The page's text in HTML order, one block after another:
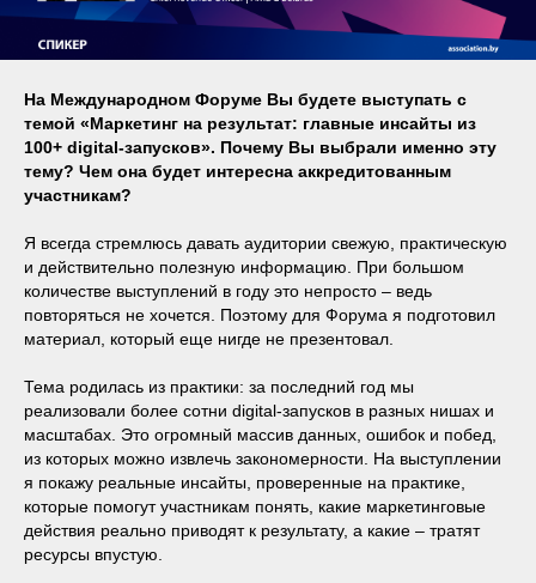
На Международном Форуме Вы будете выступать с
темой «Маркетинг на результат: главные инсайты из
100+ digital-запусков». Почему Вы выбрали именно эту
тему? Чем она будет интересна аккредитованным
участникам?
Я всегда стремлюсь давать аудитории свежую, практическую
и действительно полезную информацию. При большом
количестве выступлений в году это непросто – ведь
повторяться не хочется. Поэтому для Форума я подготовил
материал, который еще нигде не презентовал.
Тема родилась из практики: за последний год мы
реализовали более сотни digital-запусков в разных нишах и
масштабах. Это огромный массив данных, ошибок и побед,
из которых можно извлечь закономерности. На выступлении
я покажу реальные инсайты, проверенные на практике,
которые помогут участникам понять, какие маркетинговые
действия реально приводят к результату, а какие – тратят
ресурсы впустую.